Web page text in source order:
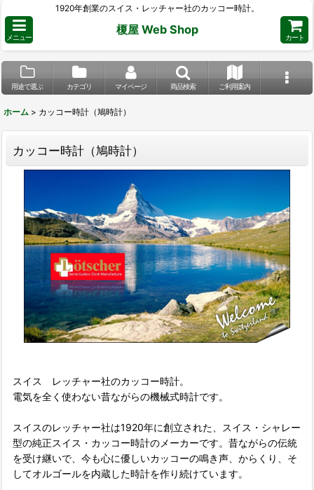
1920年創業のスイス・レッチャー社のカッコー時計。
メニュー
榎屋 Web Shop
カート
用途で選ぶ カテゴリ マイページ 商品検索 ご利用案内
ホーム > カッコー時計（鳩時計）
カッコー時計（鳩時計）
スイス レッチャー社のカッコー時計。
電気を全く使わない昔ながらの機械式時計です。
スイスのレッチャー社は1920年に創立された、スイス・シャレー
型の純正スイス・カッコー時計のメーカーです。昔ながらの伝統
を受け継いで、今も心に優しいカッコーの鳴き声、からくり、そ
してオルゴールを内蔵した時計を作り続けています。